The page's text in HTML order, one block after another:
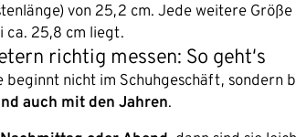
von 25,2 cm. Jede weitere
ca. 25,8 cm liegt.
richtig messen: So geht‘s
nicht im Schuhgeschäft, sondern
auch mit den Jahren.